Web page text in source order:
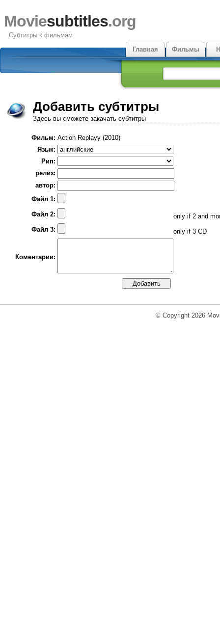
Moviesubtitles.org
Субтитры к фильмам
Главная
Фильмы
Добавить субтитры
Здесь вы сможете закачать субтитры
Фильм: Action Replayy (2010)
Язык:
Рип:
релиз:
автор:
Файл 1:
Файл 2:
only if 2 and
Файл 3:
only if 3 CD
Коментарии:
© Copyright 2026